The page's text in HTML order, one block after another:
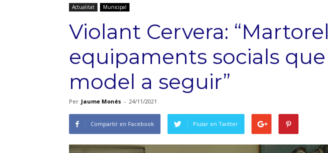
Actualitat Municipal
Violant Cervera:
equipaments socials
model a seguir”
Per Jaume Monés - 24/11/2021
Compartir en Facebook Piular en Twitter